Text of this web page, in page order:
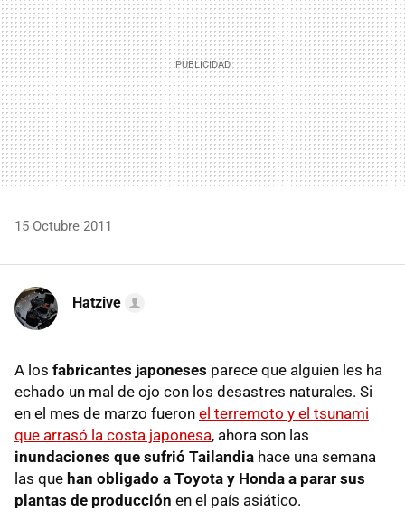
15 Octubre 2011
Hatzive
A los fabricantes japoneses parece que alguien les ha
echado un mal de ojo con los desastres naturales. Si
en el mes de marzo fueron el terremoto y el tsunami
que arrasó la costa japonesa, ahora son las
inundaciones que sufrió Tailandia hace una semana
las que han obligado a Toyota y Honda a parar sus
plantas de producción en el país asiático.